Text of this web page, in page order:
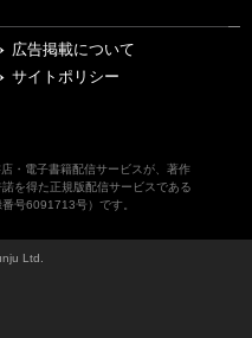
広告掲載について
サイトポリシー
・電子書籍配信サービスが、著作
を得た正規版配信サービスである
号6091713号）です。
Ltd.